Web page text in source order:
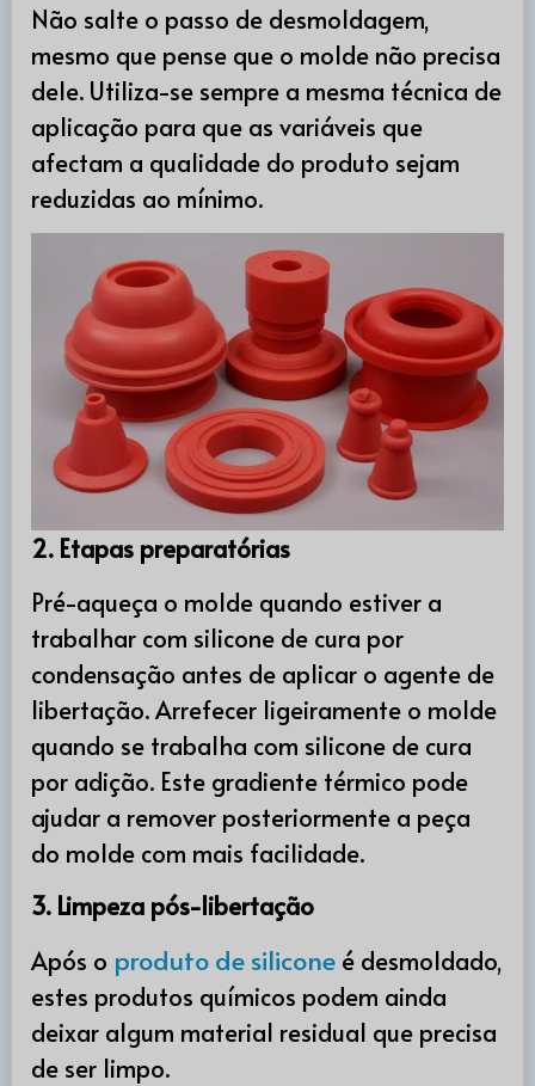
Não salte o passo de desmoldagem,
mesmo que pense que o molde não precisa
dele. Utiliza-se sempre a mesma técnica de
aplicação para que as variáveis que
afectam a qualidade do produto sejam
reduzidas ao mínimo.
2. Etapas preparatórias
Pré-aqueça o molde quando estiver a
trabalhar com silicone de cura por
condensação antes de aplicar o agente de
libertação. Arrefecer ligeiramente o molde
quando se trabalha com silicone de cura
por adição. Este gradiente térmico pode
ajudar a remover posteriormente a peça
do molde com mais facilidade.
3. Limpeza pós-libertação
Após o produto de silicone é desmoldado,
estes produtos químicos podem ainda
deixar algum material residual que precisa
de ser limpo.